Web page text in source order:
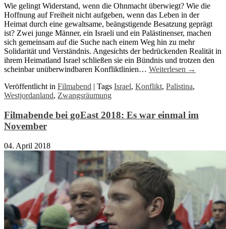
Wie gelingt Widerstand, wenn die Ohnmacht überwiegt? Wie die
Hoffnung auf Freiheit nicht aufgeben, wenn das Leben in der
Heimat durch eine gewaltsame, beängstigende Besatzung geprägt
ist? Zwei junge Männer, ein Israeli und ein Palästinenser, machen
sich gemeinsam auf die Suche nach einem Weg hin zu mehr
Solidarität und Verständnis. Angesichts der bedrückenden Realität in
ihrem Heimatland Israel schließen sie ein Bündnis und trotzen den
scheinbar unüberwindbaren Konfliktlinien… Weiterlesen →
Veröffentlicht in Filmabend | Tags Israel, Konflikt, Palistina,
Westjordanland, Zwangsräumung
Filmabende bei goEast 2018: Es war einmal im
November
04. April 2018